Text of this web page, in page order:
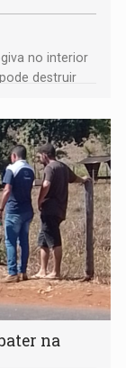
no interior
destruir
na